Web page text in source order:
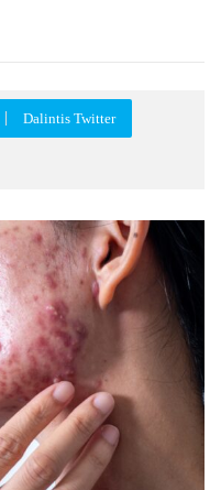
Dalintis Twitter